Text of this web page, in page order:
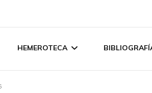
HEMEROTECA